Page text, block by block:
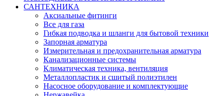
САНТЕХНИКА
Аксиальные фитинги
Все для газа
Гибкая подводка и шланги для бытовой техники
Запорная арматура
Измерительная и предохранительная арматура
Канализационные системы
Климатическая техника, вентиляция
Металлопластик и сшитый полиэтилен
Насосное оборудование и комплектующие